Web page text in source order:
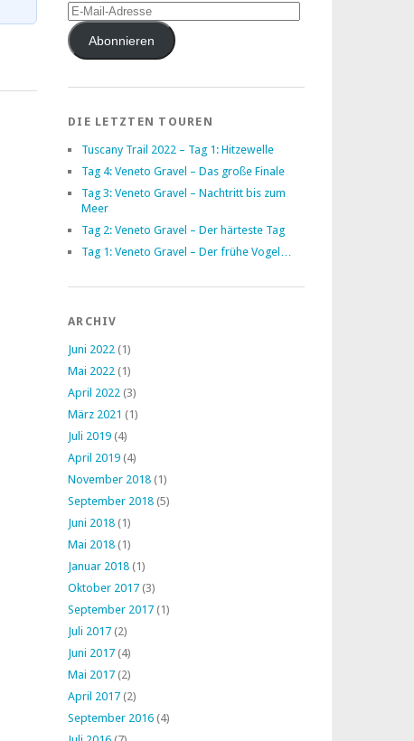
E-
Mail-
AdresseAbonnieren
DIE LETZTEN TOUREN
Tuscany Trail 2022 – Tag 1: Hitzewelle
Tag 4: Veneto Gravel – Das große Finale
Tag 3: Veneto Gravel – Nachtritt bis zum
Meer
Tag 2: Veneto Gravel – Der härteste Tag
Tag 1: Veneto Gravel – Der frühe Vogel…
ARCHIV
Juni 2022 (1)
Mai 2022 (1)
April 2022 (3)
März 2021 (1)
Juli 2019 (4)
April 2019 (4)
November 2018 (1)
September 2018 (5)
Juni 2018 (1)
Mai 2018 (1)
Januar 2018 (1)
Oktober 2017 (3)
September 2017 (1)
Juli 2017 (2)
Juni 2017 (4)
Mai 2017 (2)
April 2017 (2)
September 2016 (4)